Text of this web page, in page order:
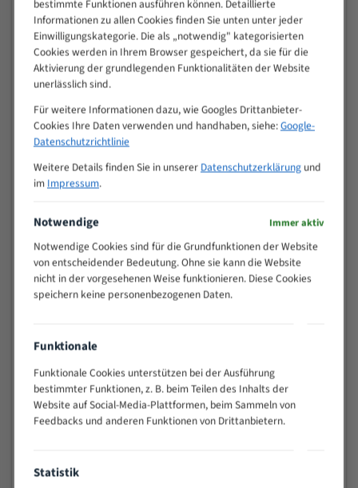
50
4/5
80
> 100
VOLLMATERIAL
M (mm)
Zähne pro
Zoll (ZpZ))
>
25
15 - 40
35 - 70
50 - 120
4/6
80 - 180
3/4
130 -
350
2/3
200 -
600
> 500
0,75/1,25
Vorteile:
bestimmte Funktionen ausführen können. Detaillierte
Informationen zu allen Cookies finden Sie unten unter jeder
Einwilligungskategorie. Die als „notwendig" kategorisierten
Cookies werden in Ihrem Browser gespeichert, da sie für die
Aktivierung der grundlegenden Funktionalitäten der Website
unerlässlich sind.
Für weitere Informationen dazu, wie Googles Drittanbieter-
Cookies Ihre Daten verwenden und handhaben, siehe:Google-
Datenschutzrichtlinie
Weitere Details finden Sie in unserer Datenschutzerklärungund
im Impressum.
Notwendige Immer aktiv
Notwendige Cookies sind für die Grundfunktionen der Website
von entscheidender Bedeutung. Ohne sie kann die Website
nicht in der vorgesehenen Weise funktionieren. Diese Cookies
speichern keine personenbezogenen Daten.
Funktionale
Funktionale Cookies unterstützen bei der Ausführung
bestimmter Funktionen, z. B. beim Teilen des Inhalts der
Website auf Social-Media-Plattformen, beim Sammeln von
Feedbacks und anderen Funktionen von Drittanbietern.
Statistik